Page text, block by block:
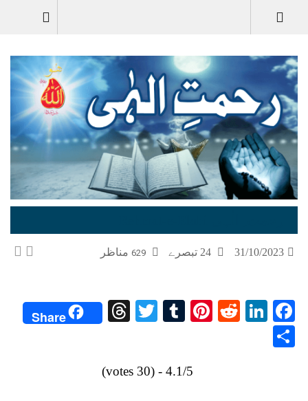
31/10/2023
629 مناظر
Facebook
LinkedIn
Reddit
Pinterest
Tumblr
Twitter
Threads
Share
4.1/5 - (30 votes)